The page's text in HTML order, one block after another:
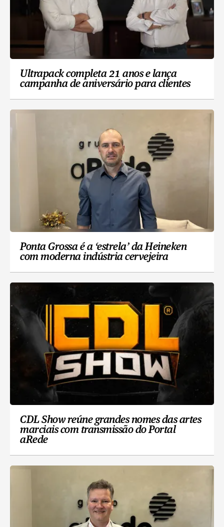
Ultrapack completa 21 anos e lança
campanha de aniversário para clientes
Ponta Grossa é a ‘estrela’ da Heineken
com moderna indústria cervejeira
CDL Show reúne grandes nomes das artes
marciais com transmissão do Portal
aRede